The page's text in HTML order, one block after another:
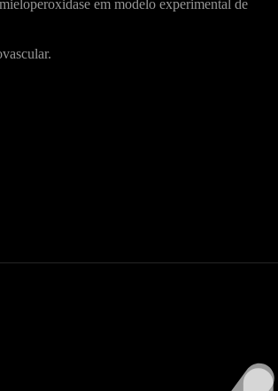
em modelo experimental de